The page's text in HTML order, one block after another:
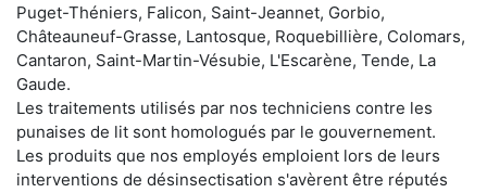
Puget-Théniers, Falicon, Saint-Jeannet, Gorbio,
Châteauneuf-Grasse, Lantosque, Roquebillière, Colomars,
Cantaron, Saint-Martin-Vésubie, L'Escarène, Tende, La
Gaude.
Les traitements utilisés par nos techniciens contre les
punaises de lit sont homologués par le gouvernement.
Les produits que nos employés emploient lors de leurs
interventions de désinsectisation s'avèrent être réputés